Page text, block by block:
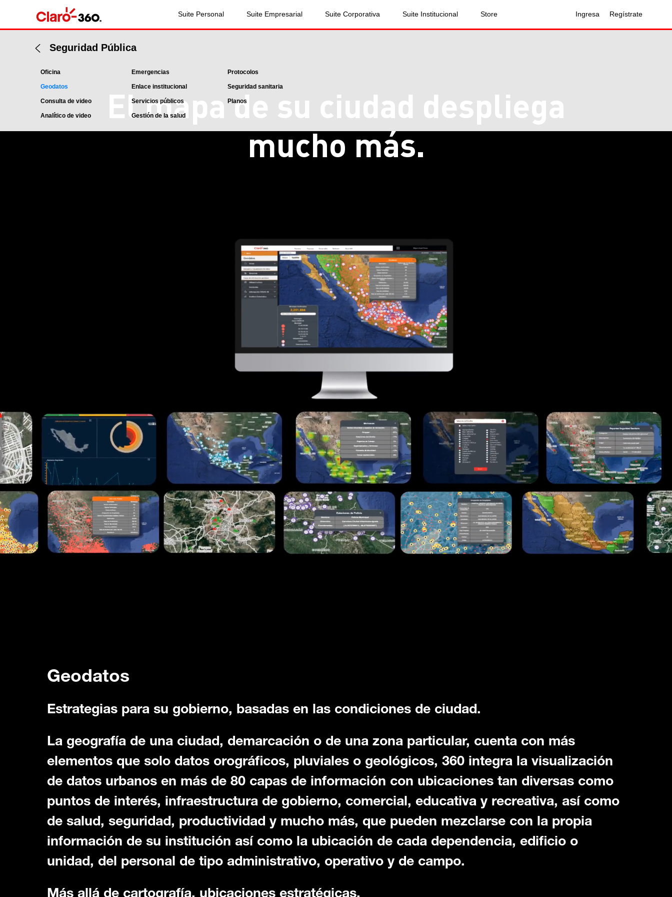
Suite Personal Suite Empresarial Suite Corporativa Suite Institucional Store Ingresa Regístrate
Seguridad Pública
Oficina
Geodatos
Consulta de video
Analítico de video
Emergencias
Enlace institucional
Servicios públicos
Gestión de la salud
Protocolos
Seguridad sanitaria
Planos
El mapa de su ciudad despliega
mucho más.
Geodatos
Estrategias para su gobierno, basadas en las condiciones de ciudad.
La geografía de una ciudad, demarcación o de una zona particular, cuenta con más
elementos que solo datos orográficos, pluviales o geológicos, 360 integra la visualización
de datos urbanos en más de 80 capas de información con ubicaciones tan diversas como
puntos de interés, infraestructura de gobierno, comercial, educativa y recreativa, así como
de salud, seguridad, productividad y mucho más, que pueden mezclarse con la propia
información de su institución así como la ubicación de cada dependencia, edificio o
unidad, del personal de tipo administrativo, operativo y de campo.